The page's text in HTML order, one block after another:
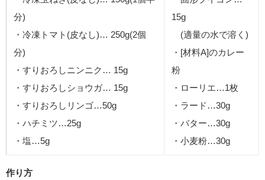
分)
・冷凍トマト(皮なし)… 250g(2個
分)
・すりおろしニンニク… 15g
・すりおろしショウガ… 15g
・すりおろしリンゴ…50g
・ハチミツ…25g
・塩…5g
15g
(適量の水で溶く)
・[材料A]のカレー
粉
・ローリエ…1枚
・ラード…30g
・バター…30g
・小麦粉…30g
作り方